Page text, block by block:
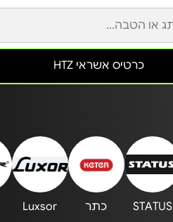
כרטיס אשראי HTZ
STATUS כתר Luxsor